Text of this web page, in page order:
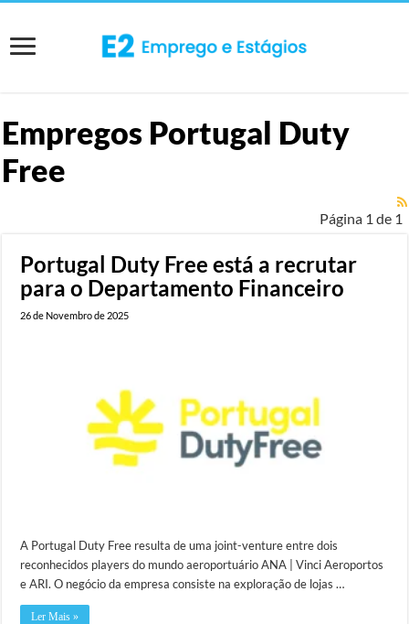
Empregos Portugal Duty
Free
Página 1 de 1
Portugal Duty Free está a recrutar
para o Departamento Financeiro
26 de Novembro de 2025
A Portugal Duty Free resulta de uma joint-venture entre dois
reconhecidos players do mundo aeroportuário ANA | Vinci Aeroportos
e ARI. O negócio da empresa consiste na exploração de lojas …
Ler Mais »